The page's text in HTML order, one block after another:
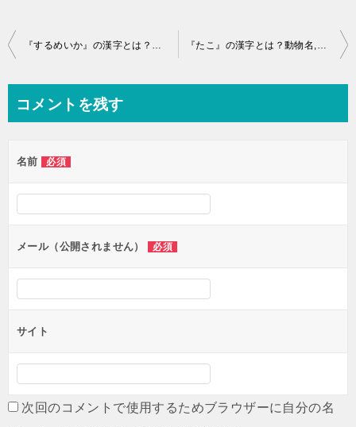
投
ビ
ー
シ
ン
『するめいか』の漢字とは？動物名,獣,鳥,魚,昆虫の難読語 『たこ』の漢字とは？動物名,獣,鳥,魚,昆虫の難読語
コメントを残す
名前 必須
メール（公開されません） 必須
サイト
次回のコメントで使用するためブラウザーに自分の名